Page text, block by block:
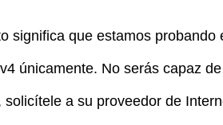
significa que estamos
únicamente. No serás capaz
a su proveedor de